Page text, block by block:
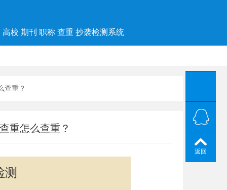
校 期刊 职称 查重 抄袭检测系统
查重？
重怎么查重？
测
返回